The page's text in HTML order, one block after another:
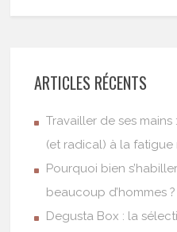
ARTICLES RÉCENTS
Travailler de ses
(et radical) à la fatigue
Pourquoi bien
beaucoup d’hommes ?
Degusta Box : la